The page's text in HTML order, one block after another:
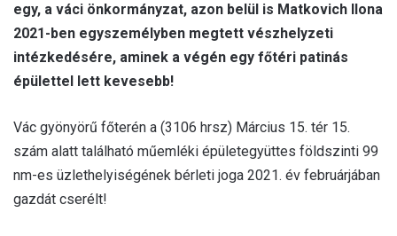
egy, a váci önkormányzat, azon belül is Matkovich Ilona
2021-ben egyszemélyben megtett vészhelyzeti
intézkedésére, aminek a végén egy főtéri patinás
épülettel lett kevesebb!
Vác gyönyörű főterén a (3106 hrsz) Március 15. tér 15.
szám alatt található műemléki épületegyüttes földszinti 99
nm-es üzlethelyiségének bérleti joga 2021. év februárjában
gazdát cserélt!